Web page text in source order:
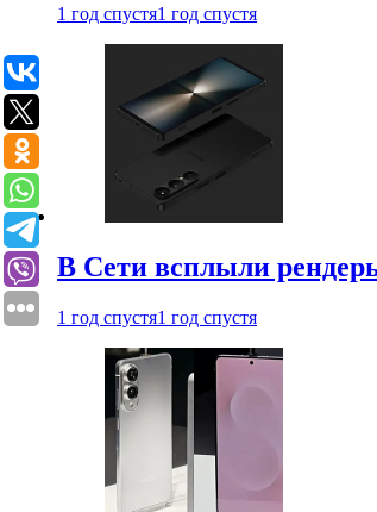
1 год спустя1 год спустя
В Сети всплыли
1 год спустя1 год спустя